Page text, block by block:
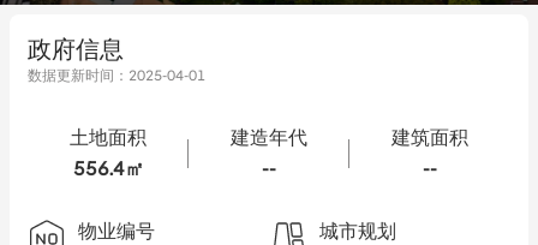
政府信息
数据更新时间： 2025-04-01
土地面积
556.4㎡
建造年代
--
建筑面积
--
物业编号
城市规划